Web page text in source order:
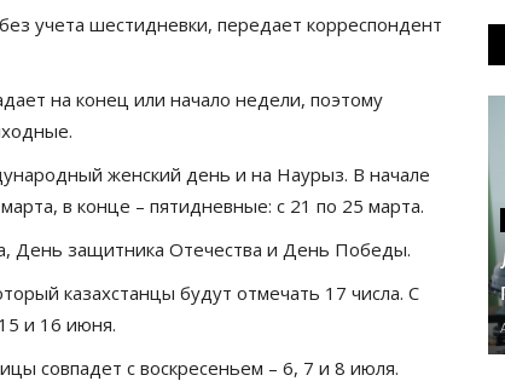
учета шестидневки, передает корреспондент
на конец или начало недели, поэтому
женский день и на Наурыз. В начале
в конце – пятидневные: с 21 по 25 марта.
День защитника Отечества и День Победы.
казахстанцы будут отмечать 17 числа. С
и 16 июня.
совпадет с воскресеньем – 6, 7 и 8 июля.